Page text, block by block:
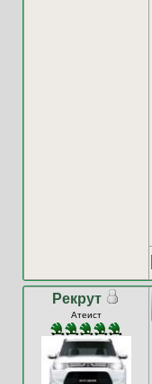
Рекрут
Атеист